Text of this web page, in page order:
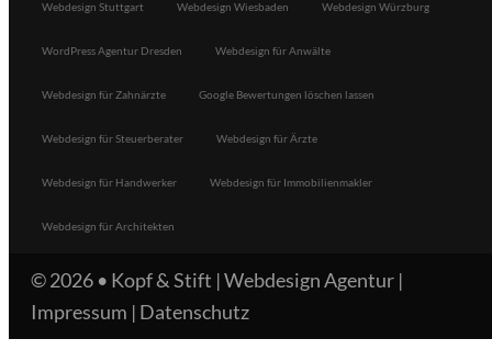
Webdesign Stuttgart Webdesign Wiesbaden Webdesign Würzburg
WordPress Agentur Dresden Webdesign für Anwälte
Webdesign für Zahnärzte Google Bewertungen löschen lassen
Webdesign für Steuerberater Webdesign für Ärzte
Webdesign für Handwerker Webdesign für Immobilienmakler
Webdesign für Architekten
© 2026 • Kopf & Stift | Webdesign Agentur |
Impressum | Datenschutz